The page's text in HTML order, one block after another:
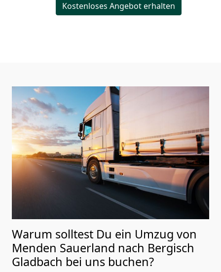
Kostenloses Angebot erhalten
Warum solltest Du ein Umzug von
Menden Sauerland nach Bergisch
Gladbach bei uns buchen?